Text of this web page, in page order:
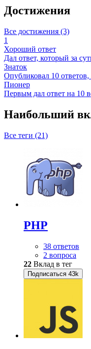
Достижения
Все достижения (3)
1
Хороший ответ
Дал ответ, который за
Знаток
Опубликовал 10
Пионер
Первым дал ответ на 10
Наибольший
Все теги (21)
PHP
38 ответов
2 вопроса
22 Вклад в тег
Подписаться 43k